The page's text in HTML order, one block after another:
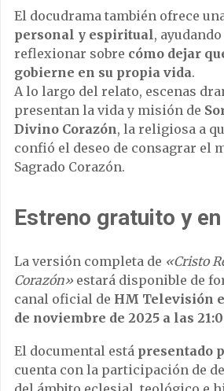
El docudrama también ofrece
personal y espiritual,
reflexionar sobre cómo dejar
gobierne en su propia vida.
A lo largo del relato, escenas
presentan la vida y misión de
Divino Corazón, la religiosa a
confió el deseo de consagrar el
Sagrado Corazón.
Estreno gratuito y
La versión completa de «Cristo
Corazón» estará disponible de
canal oficial de HM Televisión
de noviembre de 2025 a las
El documental está presentado
cuenta con la participación de